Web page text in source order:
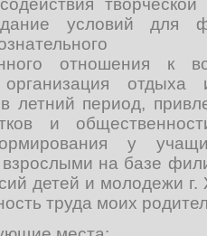
условий для
отношения к
организация отдыха
летний период,
и
у
на базе
детей и молодежи
труда моих